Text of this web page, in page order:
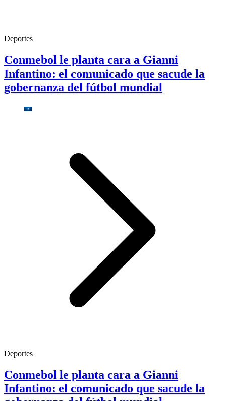
Deportes
Conmebol le planta cara a Gianni
Infantino: el comunicado que sacude la
gobernanza del fútbol mundial
Deportes
Conmebol le planta cara a Gianni
Infantino: el comunicado que sacude la